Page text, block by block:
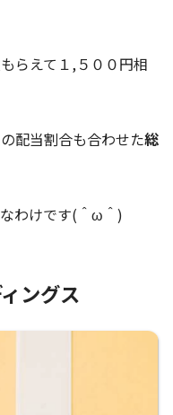
らえて１,５００円相
配当割合も合わせた総
わけです(＾ω＾)
ングス